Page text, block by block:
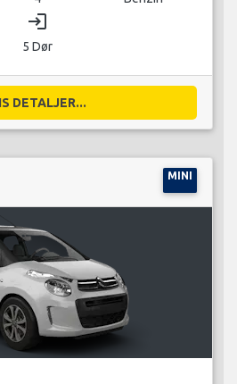
login
5 Dør
DETALJER...
MINI